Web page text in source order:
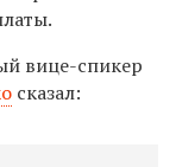
вице-спикер
сказал: